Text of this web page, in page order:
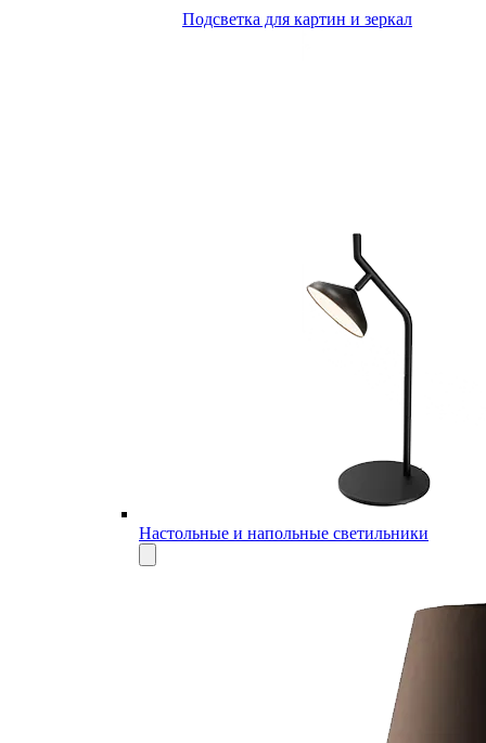
Подсветка для картин и зеркал
Настольные и напольные светильники